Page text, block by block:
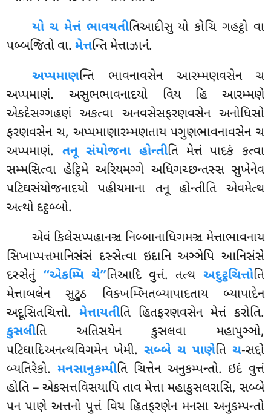
યો ચ મેત્તં ભાવયતીતિઆદીસુ યો કોચિ ગહટ્ઠો વા
પબ્બજિતો વા.મેત્તન્તિ મેત્તાઝાનં.
અપ્પમાણન્તિ ભાવનાવસેન આરમ્મણવસેન ચ
અપ્પમાણં. અસુભભાવનાદયો વિય હિ આરમ્મણે
એકદેસગ્ગહણં અકત્વા અનવસેસફરણવસેન અનોધિસો
ફરણવસેન ચ, અપ્પમાણારમ્મણતાય પગુણભાવનાવસેન ચ
અપ્પમાણં. તનૂ સંયોજના હોન્તીતિ મેત્તં પાદકં કત્વા
સમ્મસિત્વા હેટ્ઠિમે અરિયમગ્ગે અધિગચ્છન્તસ્સ સુખેનેવ
પટિઘસંયોજનાદયો પહીયમાના તનૂ હોન્તીતિ એવમેત્થ
અત્થો દટ્ઠબ્બો.
એવં કિલેસપ્પહાનઞ્ચ નિબ્બાનાધિગમઞ્ચ મેત્તાભાવનાય
સિખાપ્પત્તમાનિસંસં દસ્સેત્વા ઇદાનિ અઞ્ઞેપિ આનિસંસે
દસ્સેતું ‘‘એકમ્પિ ચે’’તિઆદિ વુત્તં. તત્થ અદુટ્ઠચિત્તોતિ
મેત્તાબલેન સુટ્ઠુ વિક્ખમ્ભિતબ્યાપાદતાય બ્યાપાદેન
અદૂસિતચિત્તો.મેત્તાયતીતિ હિતફરણવસેન મેત્તં કરોતિ.
કુસલીતિ અતિસયેન કુસલવા મહાપુઞ્ઞો,
પટિઘાદિઅનત્થવિગમેન ખેમી.સબ્બે ચ પાણેતિ ચ-સદ્દો
બ્યતિરેકો. મનસાનુકમ્પીતિ ચિત્તેન અનુકમ્પન્તો. ઇદં વુત્તં
હોતિ – એકસત્તવિસયાપિ તાવ મેત્તા મહાકુસલરાસિ, સબ્બે
પન પાણે અત્તનો પુત્તં વિય હિતફરણેન મનસા અનુકમ્પન્તો